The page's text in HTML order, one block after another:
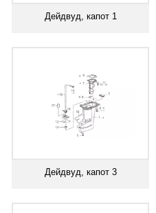
Дейдвуд, капот 1
Дейдвуд, капот 3